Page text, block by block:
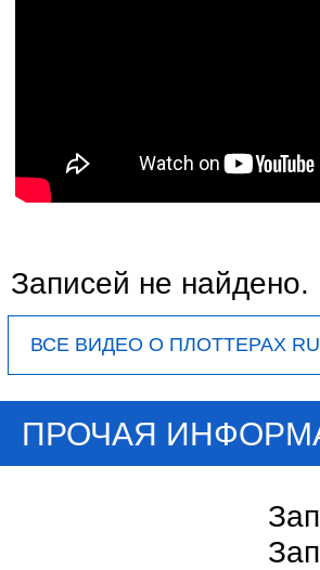
Записей не найдено.
ПРОЧАЯ